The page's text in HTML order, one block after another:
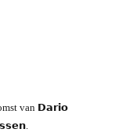
van 𝗗𝗮𝗿𝗶𝗼